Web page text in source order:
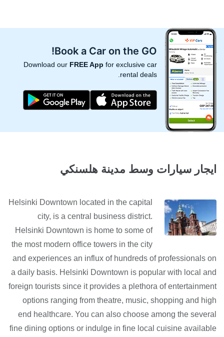
Book a Car on the GO!
Download our FREE App for exclusive car
rental deals.
ايجار سيارات وسط مدينة هلسنكي
Helsinki Downtown located in the capital
city, is a central business district.
Helsinki Downtown is home to some of
the most modern office towers in the city
and experiences an influx of hundreds of professionals on
a daily basis. Helsinki Downtown is popular with local and
foreign tourists since it provides a plethora of entertainment
options ranging from theatre, music, shopping and high
end healthcare. You can also choose among the several
fine dining options or indulge in fine local cuisine available